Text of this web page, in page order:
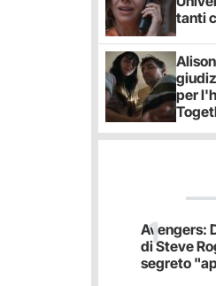
tanti
per
Avengers:
di Steve
segreto